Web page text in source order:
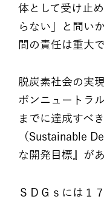
体として受け止
らない」と問い
間の責任は重大
脱炭素社会の実
ボンニュートラ
までに達成すべ
（Sustainable
な開発目標』があ
ＳＤＧｓには１